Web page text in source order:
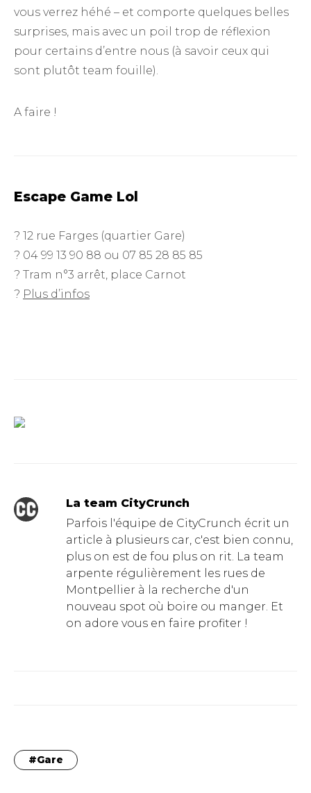
vous verrez héhé – et comporte quelques belles
surprises, mais avec un poil trop de réflexion
pour certains d’entre nous (à savoir ceux qui
sont plutôt team fouille).
A faire !
Escape Game Lol
? 12 rue Farges (quartier Gare)
? 04 99 13 90 88 ou 07 85 28 85 85
? Tram n°3 arrêt, place Carnot
? Plus d’infos
La team CityCrunch
Parfois l'équipe de CityCrunch écrit un
article à plusieurs car, c'est bien connu,
plus on est de fou plus on rit. La team
arpente régulièrement les rues de
Montpellier à la recherche d'un
nouveau spot où boire ou manger. Et
on adore vous en faire profiter !
Gare